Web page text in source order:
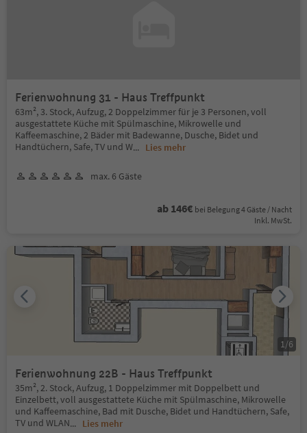
Ferienwohnung 31 - Haus Treffpunkt
63m², 3. Stock, Aufzug, 2 Doppelzimmer für je 3 Personen, voll
ausgestattete Küche mit Spülmaschine, Mikrowelle und
Kaffeemaschine, 2 Bäder mit Badewanne, Dusche, Bidet und
Handtüchern, Safe, TV und W... Lies mehr
max. 6 Gäste
ab 146€ bei Belegung 4 Gäste / Nacht
Inkl. MwSt.
Ferienwohnung 22B - Haus Treffpunkt
35m², 2. Stock, Aufzug, 1 Doppelzimmer mit Doppelbett und
Einzelbett, voll ausgestattete Küche mit Spülmaschine, Mikrowelle
und Kaffeemaschine, Bad mit Dusche, Bidet und Handtüchern, Safe,
TV und WLAN... Lies mehr
1 /6